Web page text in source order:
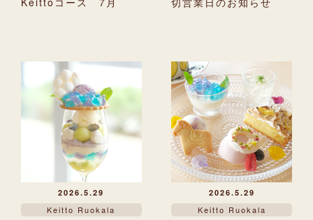
2026.5.29
Keitto Ruokala
2026.5.29
Keitto Ruokala